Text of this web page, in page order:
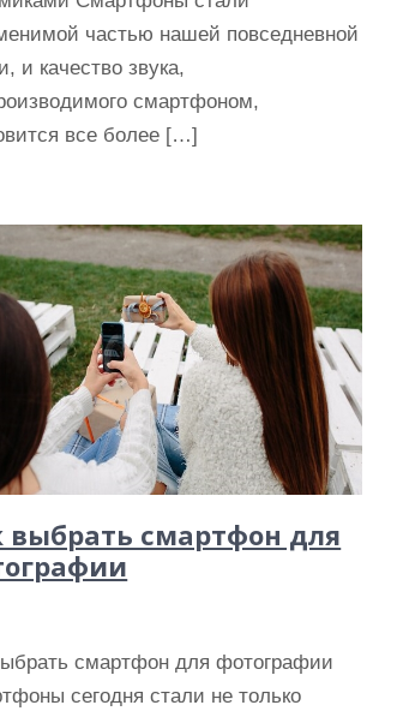
частью нашей повседневной
и качество звука,
смартфоном,
все более […]
выбрать смартфон для
смартфон для фотографии
сегодня стали не только